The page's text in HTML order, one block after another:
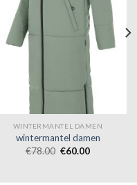
WINTERMANTEL DAMEN
wintermantel damen
€78.00 €60.00